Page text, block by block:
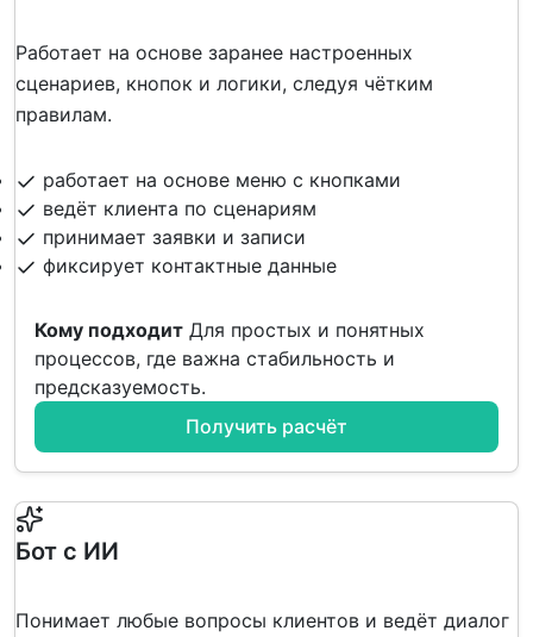
Работает на основе заранее настроенных
сценариев, кнопок и логики, следуя чётким
правилам.
работает на основе меню с кнопками
ведёт клиента по сценариям
принимает заявки и записи
фиксирует контактные данные
Кому подходит Для простых и понятных
процессов, где важна стабильность и
предсказуемость.
Получить расчёт
Бот с ИИ
Понимает любые вопросы клиентов и ведёт диалог